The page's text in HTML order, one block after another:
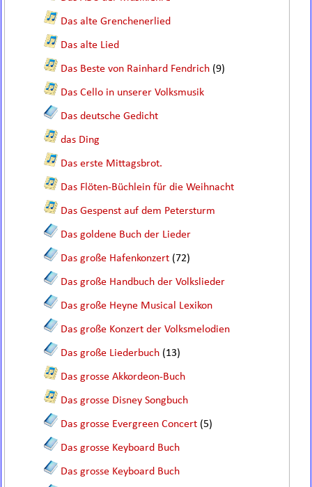
Das alte Grenchenerlied
Das alte Lied
Das Beste von Rainhard Fendrich (9)
Das Cello in unserer Volksmusik
Das deutsche Gedicht
das Ding
Das erste Mittagsbrot.
Das Flöten-Büchlein für die Weihnacht
Das Gespenst auf dem Petersturm
Das goldene Buch der Lieder
Das große Hafenkonzert (72)
Das große Handbuch der Volkslieder
Das große Heyne Musical Lexikon
Das große Konzert der Volksmelodien
Das große Liederbuch (13)
Das grosse Akkordeon-Buch
Das grosse Disney Songbuch
Das grosse Evergreen Concert (5)
Das grosse Keyboard Buch
Das grosse Keyboard Buch